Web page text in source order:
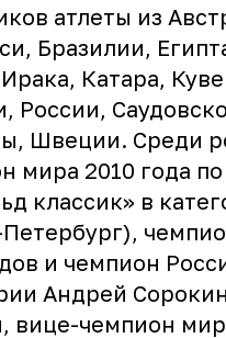
атлеты из
Бразилии,
Катара,
России,
Швеции. Среди
мира 2010 года
классик» в
и чемпион
Андрей
вице-чемпион